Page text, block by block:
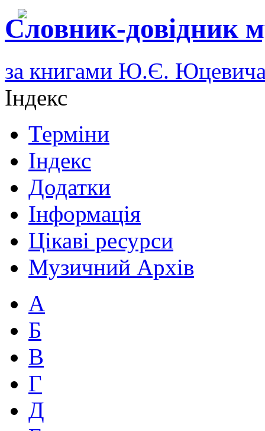
Словник-довідник
за книгами Ю.Є.
Індекс
Терміни
Індекс
Додатки
Інформація
Цікаві ресурси
Музичний Архів
А
Б
В
Г
Д